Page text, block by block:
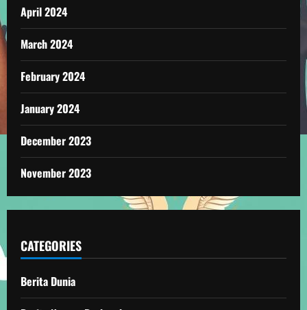
April 2024
March 2024
February 2024
January 2024
December 2023
November 2023
CATEGORIES
Berita Dunia